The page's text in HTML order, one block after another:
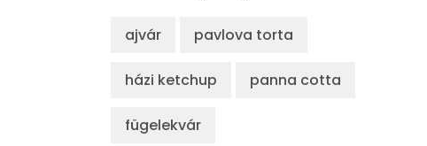
ajvár pavlova torta
házi ketchup panna cotta
fügelekvár